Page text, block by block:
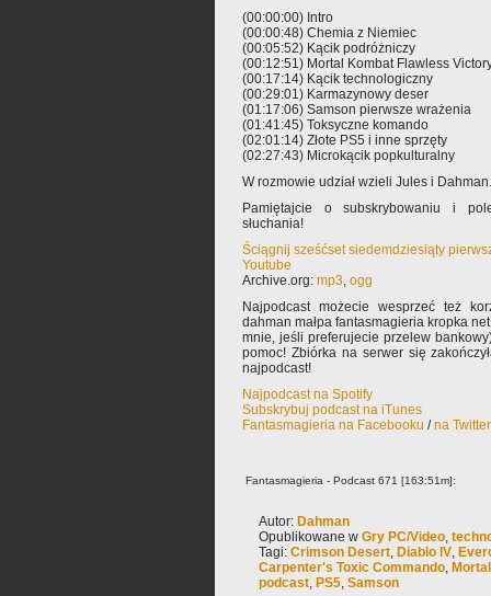
(00:00:00) Intro
(00:00:48) Chemia z Niemiec
(00:05:52) Kącik podróżniczy
(00:12:51) Mortal Kombat Flawless
(00:17:14) Kącik technologiczny
(00:29:01) Karmazynowy deser
(01:17:06) Samson pierwsze wrażenia
(01:41:45) Toksyczne komando
(02:01:14) Złote PS5 i inne sprzęty
(02:27:43) Microkącik popkulturalny
W rozmowie udział wzieli Jules i Dahman.
Pamiętajcie o subskrybowaniu i
słuchania!
Ściągnij sześćset siedemdziesiąty
Youtube
Archive.org: mp3, ogg
Najpodcast możecie wesprzeć też
dahman małpa fantasmagieria kropka
mnie, jeśli preferujecie przelew
pomoc! Zbiórka na serwer się
najpodcast!
Najpodcast na Spotify
Subskrybuj podcast na iTunes
Fantasmagieria na Facebooku /na
Fantasmagieria - Podcast 671 [163:51m]:
Autor: Dahman
Opublikowane w Gry PC/Video,
Tagi: Crimson Desert, Diablo IV,
Carpenter's Toxic Commando,
podcast, PS5, Samson